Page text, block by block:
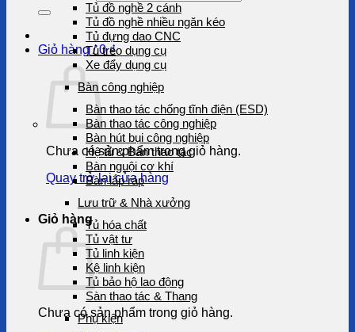
Giỏ hàng /0₫
Chưa có sản phẩm trong giỏ hàng.
Quay trở lại cửa hàng
Giỏ hàng
Chưa có sản phẩm trong giỏ hàng.
Tủ đồ nghề 2 cánh
Tủ đồ nghề nhiều ngăn kéo
Tủ đựng dao CNC
Tủ treo dụng cụ
Xe đẩy dụng cụ
Bàn công nghiệp
Bàn thao tác chống tĩnh điện (ESD)
Bàn thao tác công nghiệp
Bàn hút bụi công nghiệp
Hệ tủ & Bàn thao tác
Bàn nguội cơ khí
Bàn lắp ráp
Lưu trữ & Nhà xưởng
Tủ hóa chất
Tủ vật tư
Tủ linh kiện
Kệ linh kiện
Tủ bảo hộ lao động
Sàn thao tác & Thang
Phụ kiện